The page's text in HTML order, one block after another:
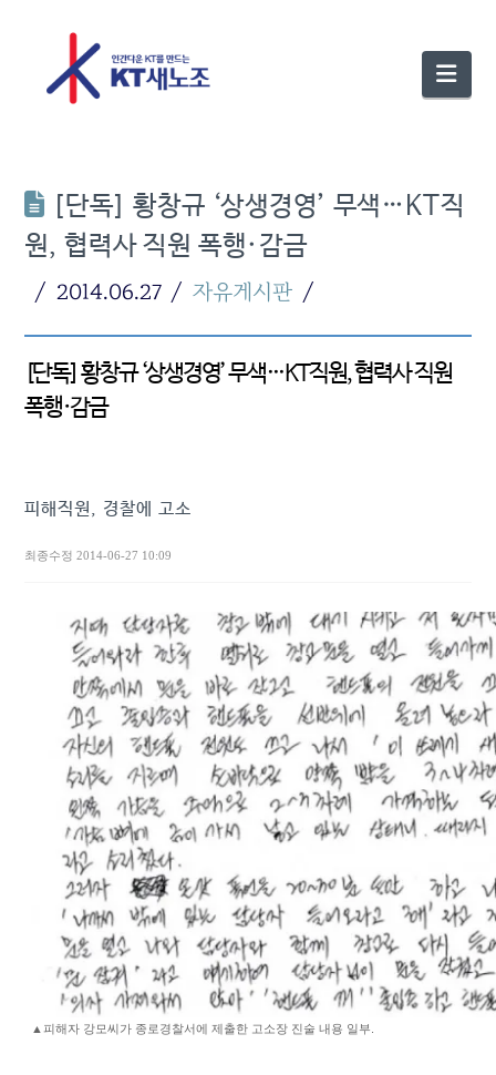
[단독] 황창규 ‘상생경영’ 무색…KT직
원, 협력사 직원 폭행·감금
2014.06.27 자유게시판
[단독] 황창규 ‘상생경영’ 무색…KT직원, 협력사 직원
폭행·감금
피해직원, 경찰에 고소
최종수정2014-06-27 10:09
▲피해자 강모씨가 종로경찰서에 제출한 고소장 진술 내용 일부.